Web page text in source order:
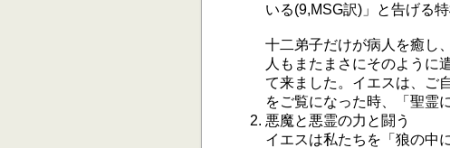
いる(9,MSG訳)」と告げる
十二弟子だけが病人を癒し
人もまたまさにそのように
て来ました。イエスは、ご
をご覧になった時、「聖霊
悪魔と悪霊の力と闘う
イエスは私たちを「狼の中